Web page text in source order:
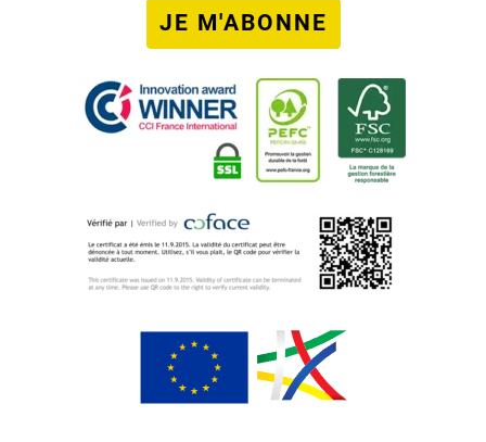
JE M'ABONNE